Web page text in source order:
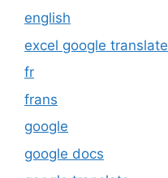
english
excel google translate
fr
frans
google
google docs